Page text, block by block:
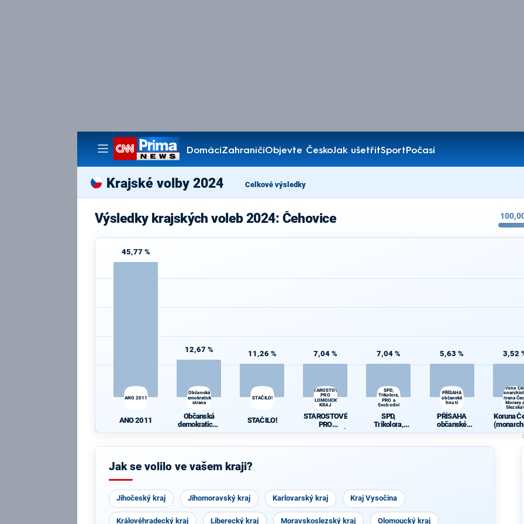
DomácíZahraničíObjevte ČeskoJak ušetřitSportPočasí
Pořady
Krajské volby 2024 Celkové výsledky
Výsledky krajských voleb 2024: Čehovice
45,77 %
ANO 2011
ANO 2011
12,67 %
Občanská
demokratická
strana
Občanská
demokratická
11,26 %
STAČILO!
STAČILO!
7,04 %
STAROSTOVÉ
PRO
OLOMOUCKÝ
KRAJ
STAROSTOVÉ
PRO
7,04 %
SPD,
Trikolora,
PRO a
Svobodní
SPD,
Trikolora,
5,63 %
PŘÍSAHA
občanské
hnutí
PŘÍSAHA
občanské
hnutí
3,52
Koruna
strana
Moravy a
Slezska)
Koruna
ká
Čech,
a
Jak se volilo ve vašem kraji?
Jihočeský kraj Jihomoravský kraj Karlovarský kraj Kraj Vysočina
Královéhradecký kraj Liberecký kraj Moravskoslezský kraj Olomoucký kraj